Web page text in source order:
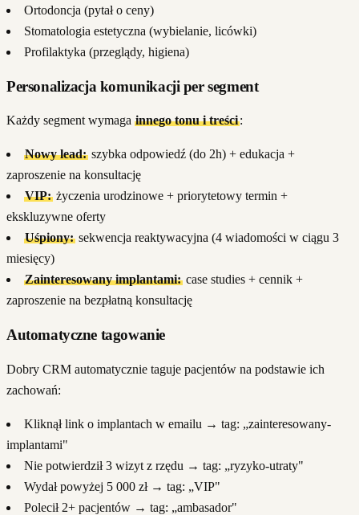
Ortodoncja (pytał o ceny)
Stomatologia estetyczna (wybielanie, licówki)
Profilaktyka (przeglądy, higiena)
Personalizacja komunikacji per segment
Każdy segment wymaga innego tonu i treści:
Nowy lead:szybka odpowiedź (do 2h) + edukacja +
zaproszenie na konsultację
VIP:życzenia urodzinowe + priorytetowy termin +
ekskluzywne oferty
Uśpiony:sekwencja reaktywacyjna (4 wiadomości w ciągu 3
miesięcy)
Zainteresowany implantami:case studies + cennik +
zaproszenie na bezpłatną konsultację
Automatyczne tagowanie
Dobry CRM automatycznie taguje pacjentów na podstawie ich
zachowań:
Kliknął link o implantach w emailu → tag: „zainteresowany-
implantami"
Nie potwierdził 3 wizyt z rzędu → tag: „ryzyko-utraty"
Wydał powyżej 5 000 zł → tag: „VIP"
Polecił 2+ pacjentów → tag: „ambasador"